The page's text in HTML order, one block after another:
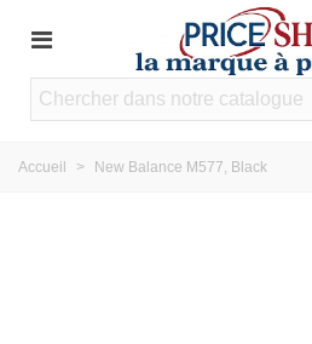
Accueil > New Balance M577, Black